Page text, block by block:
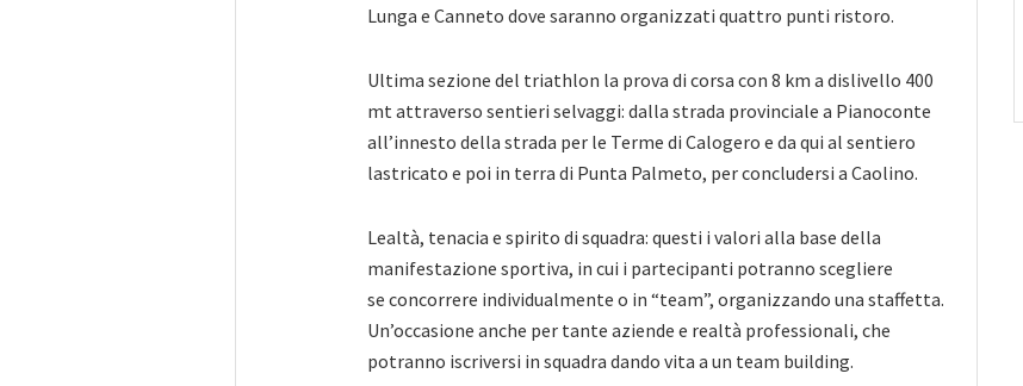
Lunga e Canneto dove saranno organizzati quattro punti ristoro.
Ultima sezione del triathlon la prova di corsa con 8 km a dislivello 400
mt attraverso sentieri selvaggi: dalla strada provinciale a Pianoconte
all’innesto della strada per le Terme di Calogero e da qui al sentiero
lastricato e poi in terra di Punta Palmeto, per concludersi a Caolino.
Lealtà, tenacia e spirito di squadra: questi i valori alla base della
manifestazione sportiva, in cui i partecipanti potranno scegliere
se concorrere individualmente o in “team”, organizzando una staffetta.
Un’occasione anche per tante aziende e realtà professionali, che
potranno iscriversi in squadra dando vita a un team building.